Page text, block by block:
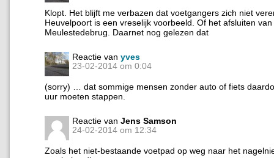
Klopt. Het blijft me verbazen dat voetgangers zich niet
Heuvelpoort is een vreselijk voorbeeld. Of het afsluiten van
Meulestedebrug. Daarnet nog gelezen dat
Reactie van yves
23-02-2014 om 0:04
(sorry) … dat sommige mensen zonder auto of fiets
uur moeten stappen.
Reactie van Jens Samson
24-02-2014 om 12:34
Zoals het niet-bestaande voetpad op weg naar het